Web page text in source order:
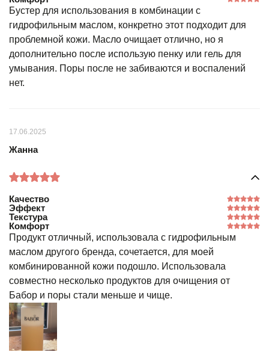
Бустер для использования в комбинации с
гидрофильным маслом, конкретно этот подходит для
проблемной кожи. Масло очищает отлично, но я
дополнительно после использую пенку или гель для
умывания. Поры после не забиваются и воспалений
нет.
17.06.2025
Жанна
Качество
Эффект
Текстура
Комфорт
Продукт отличный, использовала с гидрофильным
маслом другого бренда, сочетается, для моей
комбинированной кожи подошло. Использовала
совместно несколько продуктов для очищения от
Бабор и поры стали меньше и чище.